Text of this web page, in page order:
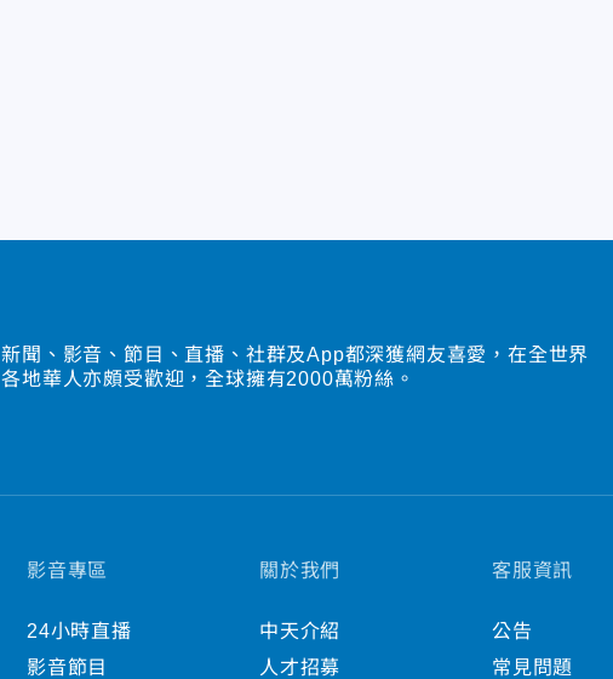
新聞、影音、節目、直播、社群及App都深獲網友喜愛，在全世界
各地華人亦頗受歡迎，全球擁有2000萬粉絲。
影音專區
24小時直播
影音節目
關於我們
中天介紹
人才招募
客服資訊
公告
常見問題